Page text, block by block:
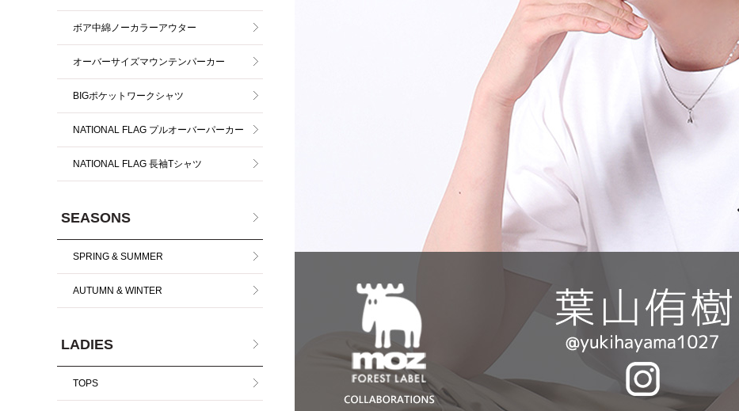
ボア中綿ノーカラーアウター
オーバーサイズマウンテンパーカー
BIGポケットワークシャツ
NATIONAL FLAG プルオーバーパーカー
NATIONAL FLAG 長袖Tシャツ
SEASONS
SPRING & SUMMER
AUTUMN & WINTER
LADIES
TOPS